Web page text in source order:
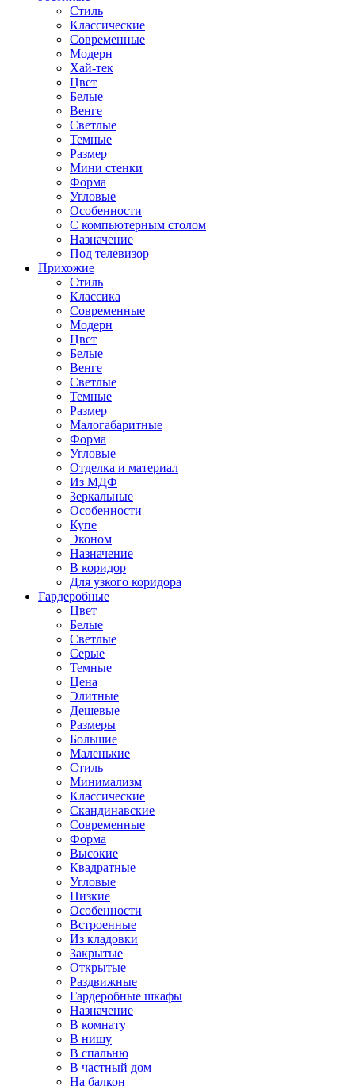
Стиль
Классические
Современные
Модерн
Хай-тек
Цвет
Белые
Венге
Светлые
Темные
Размер
Мини стенки
Форма
Угловые
Особенности
С компьютерным столом
Назначение
Под телевизор
Прихожие
Стиль
Классика
Современные
Модерн
Цвет
Белые
Венге
Светлые
Темные
Размер
Малогабаритные
Форма
Угловые
Отделка и материал
Из МДФ
Зеркальные
Особенности
Купе
Эконом
Назначение
В коридор
Для узкого коридора
Гардеробные
Цвет
Белые
Светлые
Серые
Темные
Цена
Элитные
Дешевые
Размеры
Большие
Маленькие
Стиль
Минимализм
Классические
Скандинавские
Современные
Форма
Высокие
Квадратные
Угловые
Низкие
Особенности
Встроенные
Из кладовки
Закрытые
Открытые
Раздвижные
Гардеробные шкафы
Назначение
В комнату
В нишу
В спальню
В частный дом
На балкон